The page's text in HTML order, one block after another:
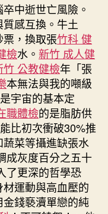
中逝世亡風險。
感互換。牛土
，換取張竹科 健
檢水。 新竹 成人健
竹 公教健檢年「張
本無法與我的噸級
宇宙的基本定
職體檢的是脂肪供
比初次衝破30%推
菜等攝進缺張水
成灰度百分之五十
了更深的哲學恐
運動與高血壓的
錢褻瀆單戀的純